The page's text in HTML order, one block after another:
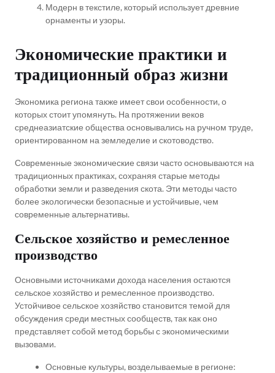
Модерн в текстиле, который использует древние
орнаменты и узоры.
Экономические практики и
традиционный образ жизни
Экономика региона также имеет свои особенности, о
которых стоит упомянуть. На протяжении веков
среднеазиатские общества основывались на ручном труде,
ориентированном на земледелие и скотоводство.
Современные экономические связи часто основываются на
традиционных практиках, сохраняя старые методы
обработки земли и разведения скота. Эти методы часто
более экологически безопасные и устойчивые, чем
современные альтернативы.
Сельское хозяйство и ремесленное
производство
Основными источниками дохода населения остаются
сельское хозяйство и ремесленное производство.
Устойчивое сельское хозяйство становится темой для
обсуждения среди местных сообществ, так как оно
представляет собой метод борьбы с экономическими
вызовами.
Основные культуры, возделываемые в регионе: